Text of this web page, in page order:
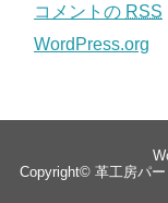
コメントの RSS
WordPress.org
Copyright© 革工房パ